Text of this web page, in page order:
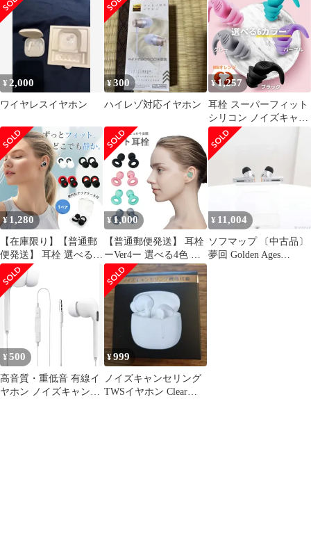
付き（銀）
¥ 2,000
ワイヤレスイヤホン
¥300
ハイレゾ対応イヤホン
¥1,257
耳栓 スーパーフィット
シリコン ノイズキャン
セル 睡眠 騒音 選べる6
色カラー
¥ 1,280
【在庫限り】【普通郵
便発送】 耳栓 選べる4
色 リング型 ケース付き
3サイズ イヤーキャッ
プ つけかえできる シリ
コン ノイズキャンセル
水洗い可能 睡眠 騒音
遮音 高性能 大人用 子
供用 みみせん 便利グッ
ズ 防音 快眠 グッズ 睡
眠用 いびき 着け心地
¥1,000
【普通郵便発送】 耳栓
ーVer4ー 選べる4色 リ
ング型 パステルカラー
3サイズ イヤーキャッ
プ つけかえできる シリ
コン ノイズキャンセル
水洗い可能 睡眠 騒音
遮音 高性能 大人用 子
供用 みみせん 便利グッ
ズ 防音 快眠 グッズ 睡
眠用 いびき
¥ 11,004
ソフマップ 〔中古品〕
夢回 Golden Ages
¥500
高音質・重低音 有線イ
ヤホン ノイズキャンセ
¥999
ノイズキャンセリング
TWSイヤホン Clear